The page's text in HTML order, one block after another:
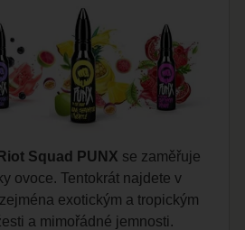
Riot Squad PUNX se zaměřuje
ovoce. Tentokrát najdete v
exotickým a tropickým
a mimořádné jemnosti.